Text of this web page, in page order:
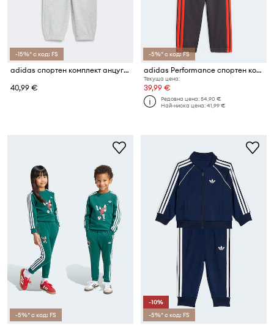
-15%* с код: FS
adidas спортен комплект анцуг за деца с памук ESSENTIALS
40,99 €
-5%* с код: FS
adidas Performance спортен комплект за деца AUDI
Текуща цена:
39,99 €
Редовна цена:54,90 €
Най-ниска цена:41,99 €
-5%* с код: FS
-10%
-5%* с код: FS